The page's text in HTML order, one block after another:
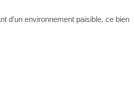
d'un environnement paisible, ce bien